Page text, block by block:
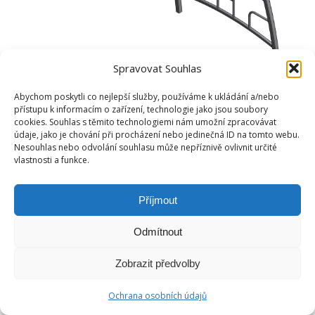
Spravovat Souhlas
Abychom poskytli co nejlepší služby, používáme k ukládání a/nebo
přístupu k informacím o zařízení, technologie jako jsou soubory
cookies. Souhlas s těmito technologiemi nám umožní zpracovávat
údaje, jako je chování při procházení nebo jedinečná ID na tomto webu.
Nesouhlas nebo odvolání souhlasu může nepříznivě ovlivnit určité
vlastnosti a funkce.
Příjmout
Odmítnout
Zobrazit předvolby
Ochrana osobních údajů